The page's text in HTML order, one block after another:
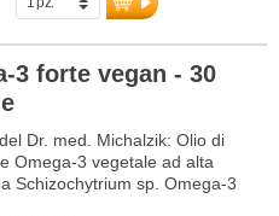
3 forte vegan - 30
Dr. med. Michalzik: Olio di
Omega-3 vegetale ad alta
Schizochytrium sp. Omega-3